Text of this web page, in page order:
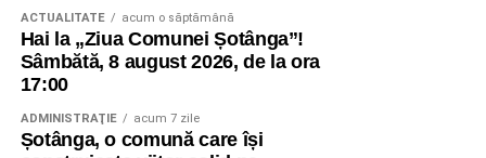
ACTUALITATE acum o săptămână
Hai la „Ziua Comunei Șotânga”!
Sâmbătă, 8 august 2026, de la ora
17:00
ADMINISTRAŢIE acum 7 zile
Șotânga, o comună care își